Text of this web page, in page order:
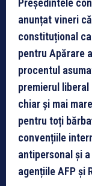
Președintele
anunțat vineri
constituțional
pentru Apărare
procentul
premierul
chiar și mai
pentru toți
convențiile
antipersonal și
agențiile AFP și